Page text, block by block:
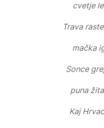
cvetje
Trava
mačka
Sonce
puna
Kaj